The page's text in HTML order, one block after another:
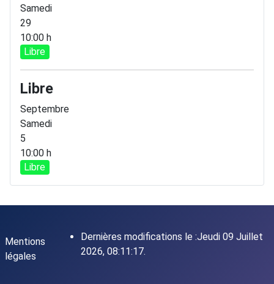
Samedi
29
10:00 h
Libre
Libre
Septembre
Samedi
5
10:00 h
Libre
Mentions
légales
Dernières modifications le :Jeudi 09 Juillet
2026, 08:11:17.